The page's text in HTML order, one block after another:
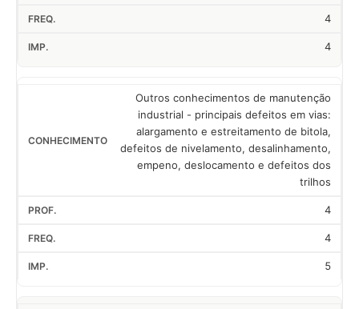
4
4
Outros conhecimentos de manutenção
industrial - principais defeitos em vias:
alargamento e estreitamento de bitola,
defeitos de nivelamento, desalinhamento,
empeno, deslocamento e defeitos dos
trilhos
4
4
5